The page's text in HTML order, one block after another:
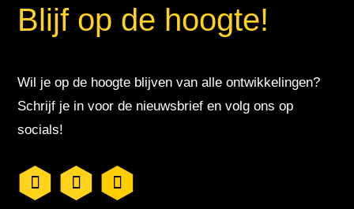
Blijf op de hoogte!
Wil je op de hoogte blijven van alle ontwikkelingen?
Schrijf je in voor de nieuwsbrief en volg ons op
socials!